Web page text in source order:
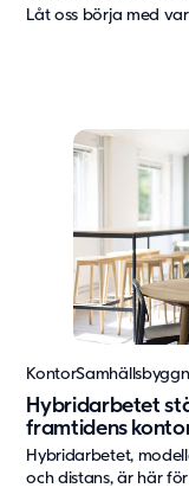
Låt oss börja med
Hybridarbetet
framtidens
Kontor
Hybridarbetet,
och distans, är här